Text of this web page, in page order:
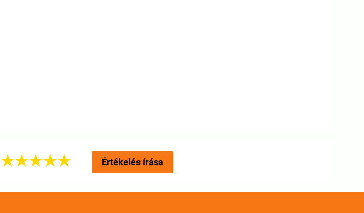
 Értékelés írása